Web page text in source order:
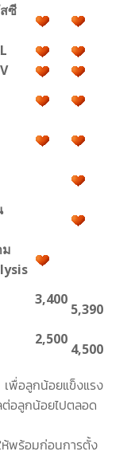
ซี
3,400
5,390
2,500
4,500
พื่อลูกน้อยแข็งแรง
อลูกน้อยไปตลอด
พร้อมก่อนการตั้ง